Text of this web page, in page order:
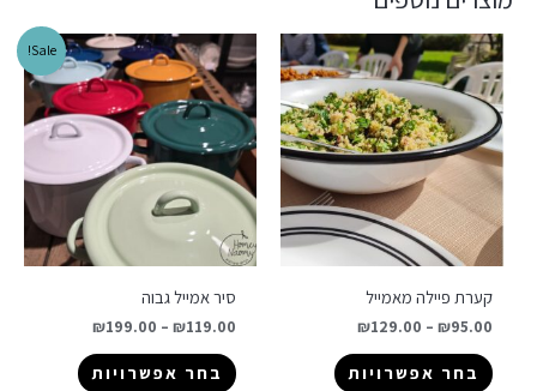
קערת פיילה מאמייל
₪95.00
–
₪129.00
בחר אפשרויות
Sale!
סיר אמייל גבוה
₪119.00
–
₪199.00
בחר אפשרויות